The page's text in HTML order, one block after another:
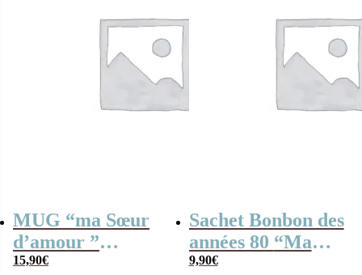
MUG “ma Sœur
d’amour ”
bonbons rétro 90 –
15,90€
Sachet Bonbon des
années 80 “Ma
sœur d’amour” –
9,90€